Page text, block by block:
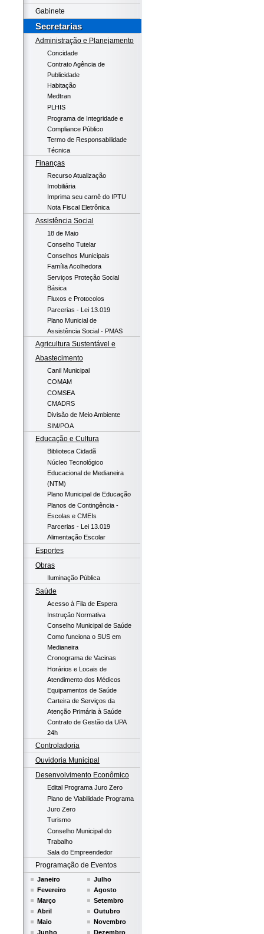
Gabinete
Secretarias
Administração e Planejamento
Concidade
Contrato Agência de
Publicidade
Habitação
Medtran
PLHIS
Programa de Integridade e
Compliance Público
Termo de Responsabilidade
Técnica
Finanças
Recurso Atualização
Imobiliária
Imprima seu carnê do IPTU
Nota Fiscal Eletrônica
Assistência Social
18 de Maio
Conselho Tutelar
Conselhos Municipais
Família Acolhedora
Serviços Proteção Social
Básica
Fluxos e Protocolos
Parcerias - Lei 13.019
Plano Municial de
Assistência Social - PMAS
Agricultura Sustentável e
Abastecimento
Canil Municipal
COMAM
COMSEA
CMADRS
Divisão de Meio Ambiente
SIM/POA
Educação e Cultura
Biblioteca Cidadã
Núcleo Tecnológico
Educacional de Medianeira
(NTM)
Plano Municipal de Educação
Planos de Contingência -
Escolas e CMEIs
Parcerias - Lei 13.019
Alimentação Escolar
Esportes
Obras
Iluminação Pública
Saúde
Acesso à Fila de Espera
Instrução Normativa
Conselho Municipal de Saúde
Como funciona o SUS em
Medianeira
Cronograma de Vacinas
Horários e Locais de
Atendimento dos Médicos
Equipamentos de Saúde
Carteira de Serviços da
Atenção Primária à Saúde
Contrato de Gestão da UPA
24h
Controladoria
Ouvidoria Municipal
Desenvolvimento Econômico
Edital Programa Juro Zero
Plano de Viabilidade Programa
Juro Zero
Turismo
Conselho Municipal do
Trabalho
Sala do Empreendedor
Programação de Eventos
Janeiro
Fevereiro
Março
Abril
Maio
Junho
Julho
Agosto
Setembro
Outubro
Novembro
Dezembro